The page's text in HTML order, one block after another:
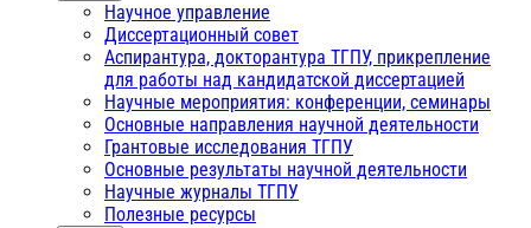
Научное управление
Диссертационный совет
Аспирантура, докторантура ТГПУ, прикрепление
для работы над кандидатской диссертацией
Научные мероприятия: конференции, семинары
Основные направления научной деятельности
Грантовые исследования ТГПУ
Основные результаты научной деятельности
Научные журналы ТГПУ
Полезные ресурсы